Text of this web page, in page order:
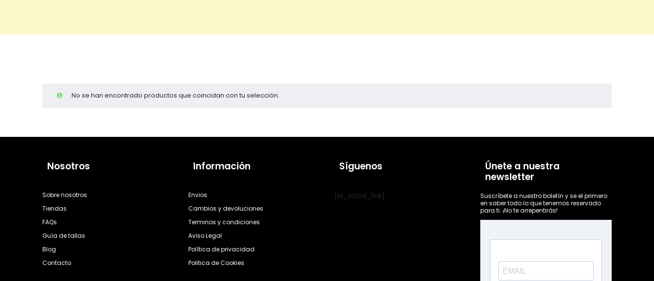
No se han encontrado productos que coincidan con tu selección.
Nosotros
Sobre nosotros
Tiendas
FAQs
Guía de tallas
Blog
Contacto
Información
Envios
Cambios y devoluciones
Terminos y condiciones
Aviso Legal
Política de privacidad
Politica de Cookies
Síguenos
[la_social_link]
Únete a nuestra
newsletter
Suscríbete a nuestro boletín y se el primero
en saber todo lo que tenemos reservado
para ti. ¡No te arrepentirás!